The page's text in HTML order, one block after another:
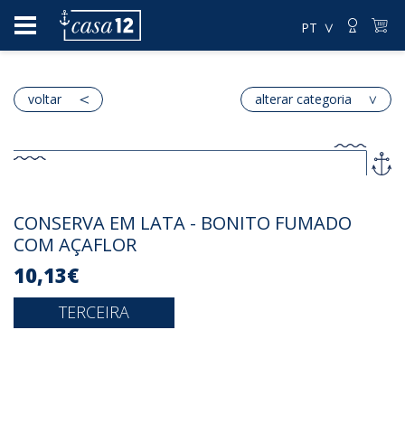
PT
voltar alterar categoria
CONSERVA EM LATA - BONITO FUMADO
COM AÇAFLOR
10,13€
TERCEIRA